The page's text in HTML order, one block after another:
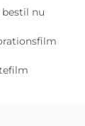
nu